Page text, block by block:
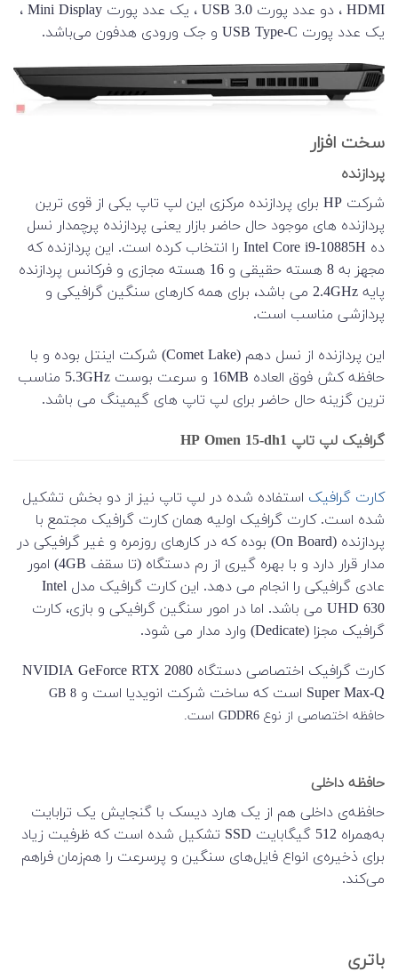
HDMI ، دو عدد پورت USB 3.0 ، یک عدد پورت Mini Display ،
یک عدد پورت USB Type-C و جک ورودی هدفون می‌باشد.
سخت افزار
پردازنده
شرکت HP برای پردازنده مرکزی این لپ تاپ یکی از قوی ترین
پردازنده های موجود حال حاضر بازار یعنی پردازنده پرچمدار نسل
ده Intel Core i9-10885H را انتخاب کرده است. این پردازنده که
مجهز به 8 هسته حقیقی و 16 هسته مجازی و فرکانس پردازنده
پایه 2.4GHz می باشد، برای همه کارهای سنگین گرافیکی و
پردازشی مناسب است.
این پردازنده از نسل دهم (Comet Lake) شرکت اینتل بوده و با
حافظه کش فوق العاده 16MB و سرعت بوست 5.3GHz مناسب
ترین گزینه حال حاضر برای لپ تاپ های گیمینگ می باشد.
گرافیک لپ تاپ HP Omen 15-dh1
کارت گرافیک استفاده شده در لپ تاپ نیز از دو بخش تشکیل
شده است. کارت گرافیک اولیه همان کارت گرافیک مجتمع با
پردازنده (On Board) بوده که در کارهای روزمره و غیر گرافیکی در
مدار قرار دارد و با بهره گیری از رم دستگاه (تا سقف 4GB) امور
عادی گرافیکی را انجام می دهد. این کارت گرافیک مدل Intel
UHD 630 می باشد. اما در امور سنگین گرافیکی و بازی، کارت
گرافیک مجزا (Dedicate) وارد مدار می شود.
کارت گرافیک اختصاصی دستگاه NVIDIA GeForce RTX 2080
Super Max-Q است که ساخت شرکت انویدیا است و
8 GB
حافظه اختصاصی از نوع GDDR6 است.
حافظه داخلی
حافظه‌ی داخلی هم از یک هارد دیسک با گنجایش یک ترابایت
به‌‌همراه 512 گیگابایت SSD تشکیل شده است که ظرفیت زیاد
برای ذخیره‌ی انواع فایل‌های سنگین و پرسرعت را هم‌زمان فراهم
می‌کند.
باتری